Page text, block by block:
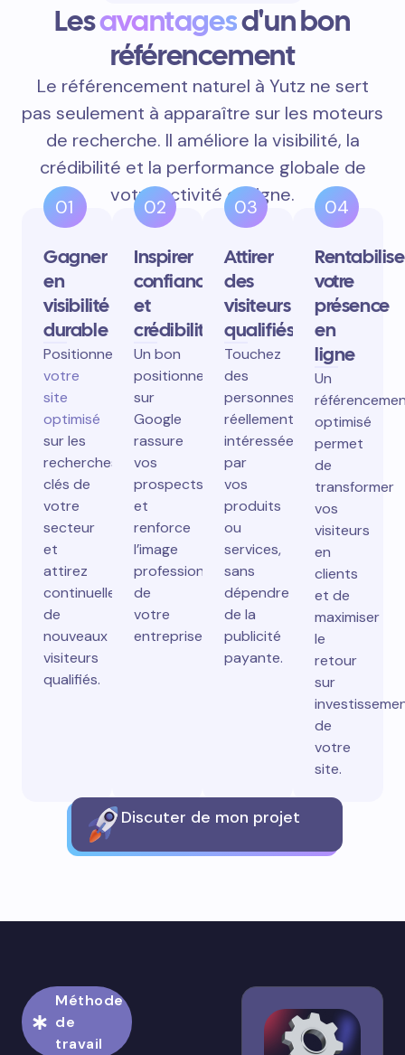
Lesavantagesd'un bon
référencement
Le référencement naturel à Yutz ne sert
pas seulement à apparaître sur les moteurs
de recherche. Il améliore la visibilité, la
crédibilité et la performance globale de
votre activité en ligne.
01
Gagner
en
visibilité
durable
Positionnez
votre
site
optimisé
sur les
recherches
clés de
votre
secteur
et
attirez
continuellement
de
nouveaux
visiteurs
qualifiés.
02
Inspirer
confiance
et
crédibilité
Un bon
positionnement
sur
Google
rassure
vos
prospects
et
renforce
l’image
professionnelle
de
votre
entreprise.
03
Attirer
des
visiteurs
qualifiés
Touchez
des
personnes
réellement
intéressées
par
vos
produits
ou
services,
sans
dépendre
de la
publicité
payante.
04
votre
présence
en
ligne
Un
optimisé
permet
de
transformer
vos
visiteurs
en
clients
et de
maximiser
le
retour
sur
de
votre
site.
Discuter de mon projet
Méthode
de
travail